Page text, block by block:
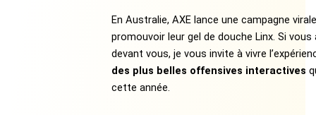
En Australie, AXE lance une campagne
promouvoir leur gel de douche Linx. Si
devant vous, je vous invite à vivre
des plus belles offensives interactives
cette année.